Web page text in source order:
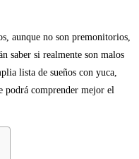
aunque no son premonitorios,
saber si realmente son malos
lista de sueños con yuca,
podrá comprender mejor el